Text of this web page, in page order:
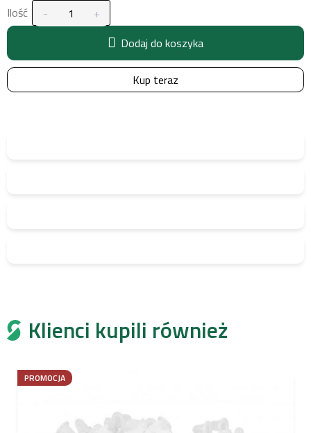
Ilość
Dodaj do koszyka
Kup teraz
Klienci kupili również
PROMOCJA